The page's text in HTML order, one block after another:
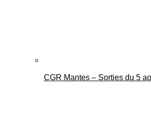
CGR Mantes – Sorties du 5